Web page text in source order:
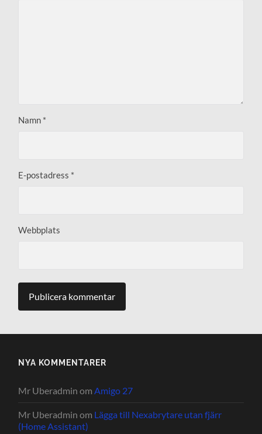
Namn *
E-postadress *
Webbplats
NYA KOMMENTARER
Mr Uberadmin omAmigo 27
Mr Uberadmin om Lägga till Nexabrytare utan fjärr
(Home Assistant)